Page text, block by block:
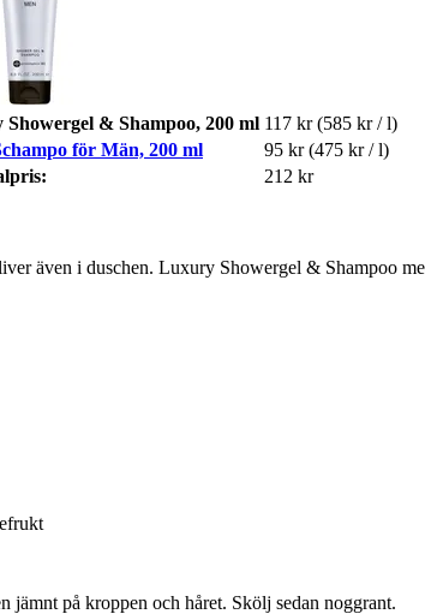
& Shampoo, 200 ml 117 kr (585 kr / l)
för Män, 200 ml
95 kr (475 kr / l)
212 kr
även i duschen. Luxury Showergel & Shampoo
jämnt på kroppen och håret. Skölj sedan noggrant.